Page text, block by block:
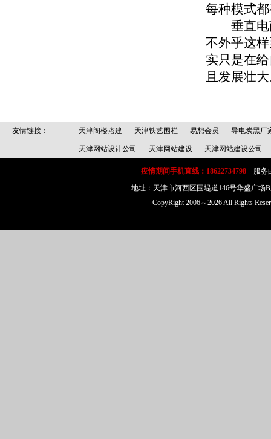
每种模式
垂直电商
不外乎这
实只是在
且发展壮
友情链接： 天津阁楼搭建 天津铁艺围栏 易想会员 导电炭黑厂
天津网站设计公司 天津网站建设 天津网站建设公司
疫情期间手机直线：18622734798 服务
地址：天津市河西区围堤道146号华盛广
CopyRight 2006～2026 All Rights